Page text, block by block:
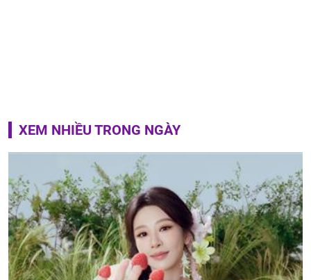
XEM NHIỀU TRONG NGÀY